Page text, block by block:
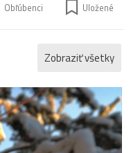
Obľúbenci Uložené
Zobraziť všetky
história huby
jaskyňa jeseň